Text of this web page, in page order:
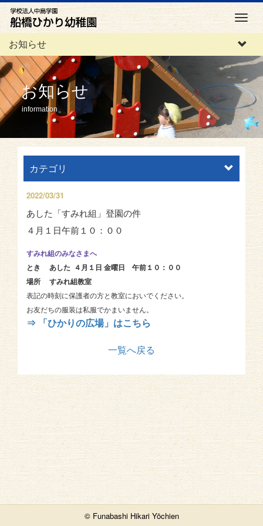
M
e
n
u
お知らせ
お知らせ
information
カテゴリ
2022/03/31
あした「すみれ組」登園の件
４月１日午前１０：００
すみれ組のみなさまへ
とき あした ４月１日 金曜日 午前１０：００
場所 すみれ組教室
表記の時刻に保護者の方と教室においでください。
お友だちの服装は私服でかまいません。
⇒ 「ひかりの広場」はこちら
一覧へ戻る
© Funabashi Hikari Yōchien